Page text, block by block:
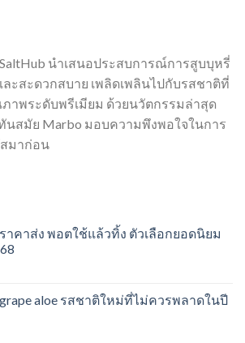
นำเสนอประสบการณ์การสูบบุหรี่
ะสะดวกสบาย เพลิดเพลินไปกับรสชาติที่
าพระดับพรีเมียม ด้วยนวัตกรรมล่าสุด
สมัย Marbo มอบความพึงพอใจในการ
มาก่อน
าคาส่ง พอตใช้แล้วทิ้ง ตัวเลือกยอดนิยม
aloe รสชาติใหม่ที่ไม่ควรพลาดในปี